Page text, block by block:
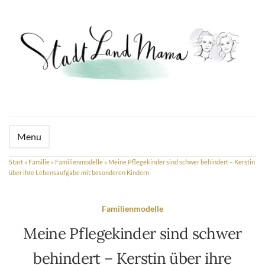
Menu
Start » Familie » Familienmodelle » Meine Pflegekinder sind schwer behindert – Kerstin
über ihre Lebensaufgabe mit besonderen Kindern
Familienmodelle
Meine Pflegekinder sind schwer
behindert – Kerstin über ihre